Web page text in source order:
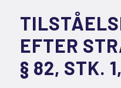
EFTER
§ 82, STK.